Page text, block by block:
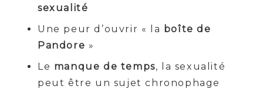
sexualité
Une peur d’ouvrir « la boîte de
Pandore »
Le manque de temps, la sexualité
peut être un sujet chronophage